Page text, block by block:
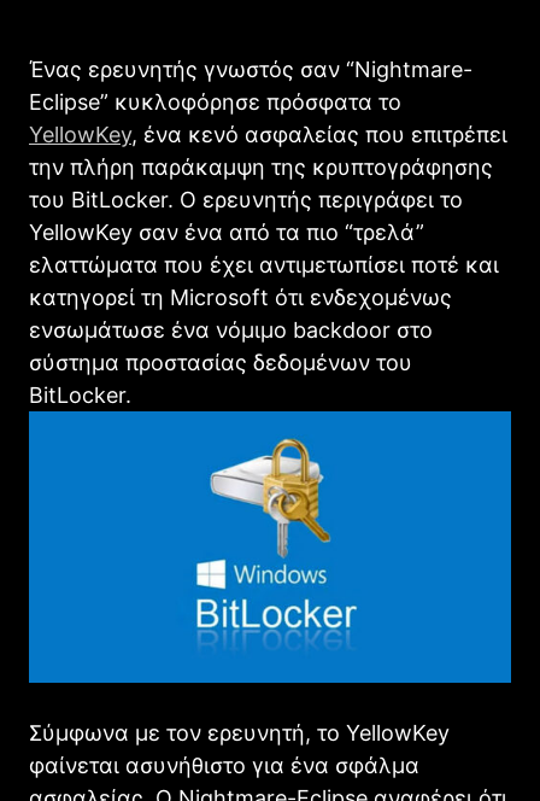
Ένας ερευνητής γνωστός σαν “Nightmare-
Eclipse” κυκλοφόρησε πρόσφατα το
YellowKey, ένα κενό ασφαλείας που επιτρέπει
την πλήρη παράκαμψη της κρυπτογράφησης
του BitLocker. Ο ερευνητής περιγράφει το
YellowKey σαν ένα από τα πιο “τρελά”
ελαττώματα που έχει αντιμετωπίσει ποτέ και
κατηγορεί τη Microsoft ότι ενδεχομένως
ενσωμάτωσε ένα νόμιμο backdoor στο
σύστημα προστασίας δεδομένων του
BitLocker.
Σύμφωνα με τον ερευνητή, το YellowKey
φαίνεται ασυνήθιστο για ένα σφάλμα